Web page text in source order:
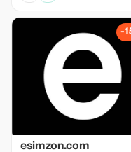
-
esimzon.com